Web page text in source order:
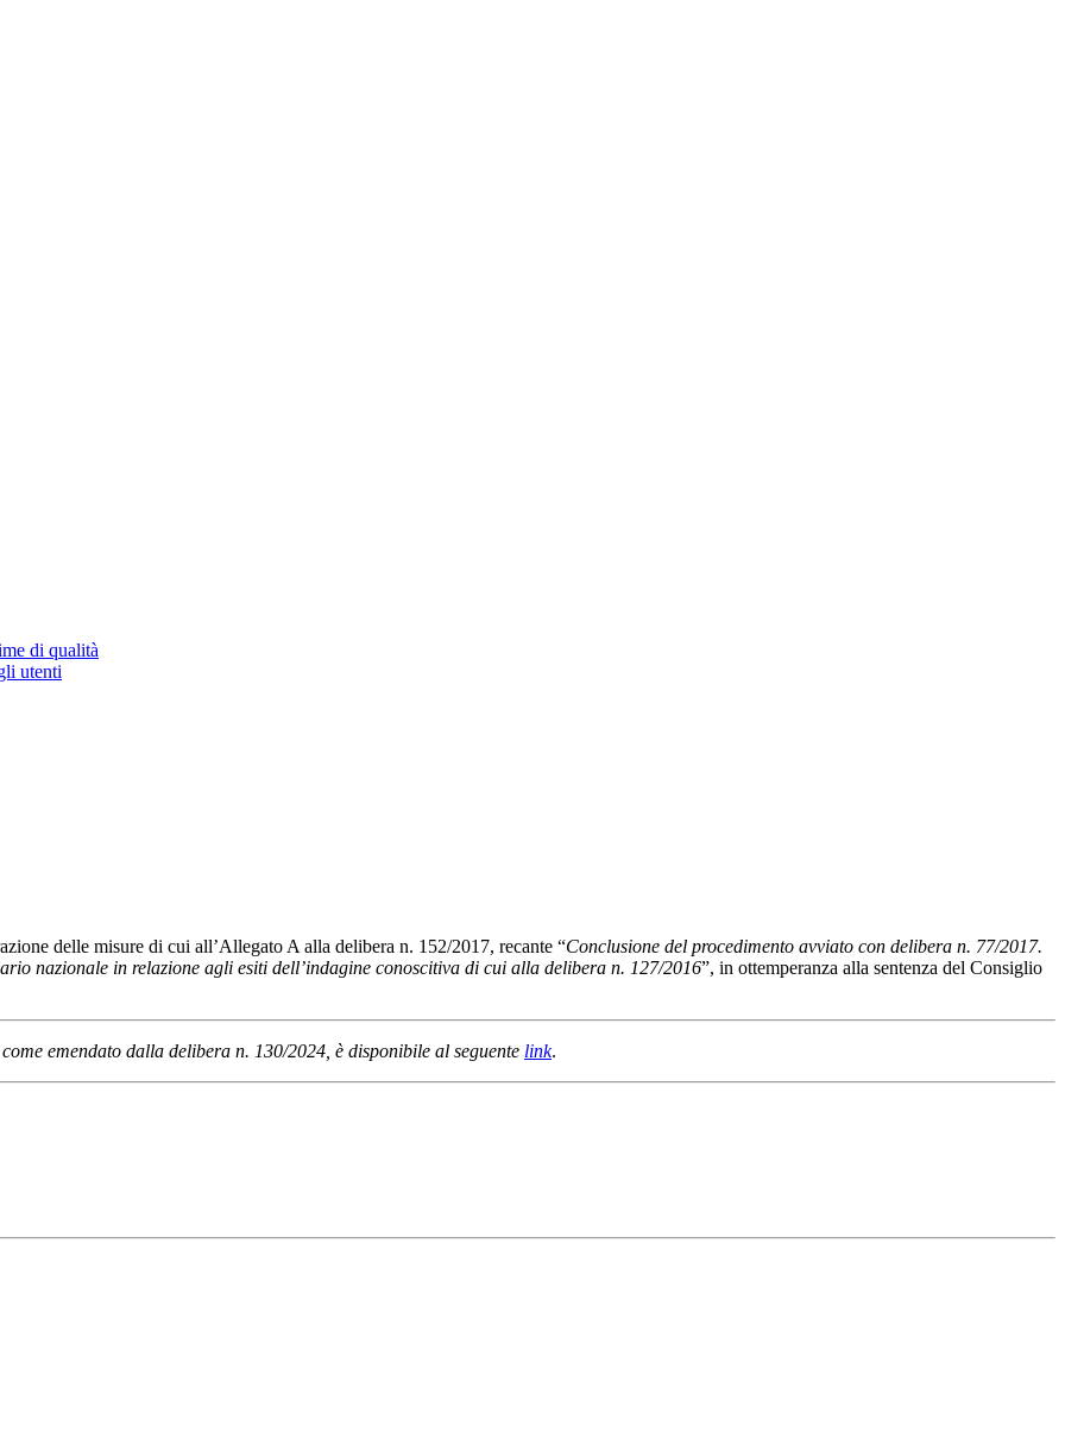
di qualità
utenti
delle misure di cui all’Allegato A alla delibera n. 152/2017, recante “Conclusione del procedimento avviato con delibera n. 77/2017.
nazionale in relazione agli esiti dell’indagine conoscitiva di cui alla delibera n. 127/2016”, in ottemperanza alla sentenza del Consiglio
emendato dalla delibera n. 130/2024, è disponibile al seguente link.